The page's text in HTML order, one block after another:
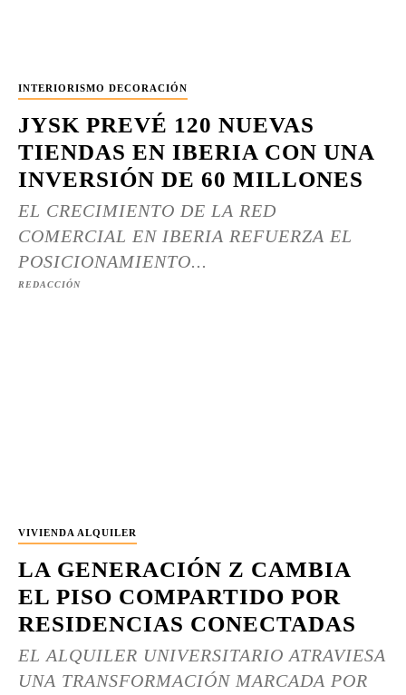
INTERIORISMO DECORACIÓN
JYSK PREVÉ 120 NUEVAS
TIENDAS EN IBERIA CON UNA
INVERSIÓN DE 60 MILLONES
EL CRECIMIENTO DE LA RED
COMERCIAL EN IBERIA REFUERZA EL
POSICIONAMIENTO...
REDACCIÓN
VIVIENDA ALQUILER
LA GENERACIÓN Z CAMBIA
EL PISO COMPARTIDO POR
RESIDENCIAS CONECTADAS
EL ALQUILER UNIVERSITARIO ATRAVIESA
UNA TRANSFORMACIÓN MARCADA POR